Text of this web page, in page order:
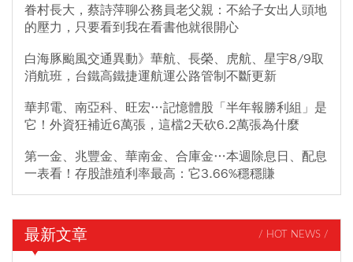
眷村長大，蔡詩萍聊公務員老父親：不給子女出人頭地
的壓力，只要看到我在看書他就很開心
白海豚颱風交通異動》華航、長榮、虎航、星宇8/9取
消航班，台鐵高鐵捷運航運公路管制不斷更新
華邦電、南亞科、旺宏…記憶體股「半年報勝利組」是
它！外資狂補近6萬張，這檔2天砍6.2萬張為什麼
第一金、兆豐金、華南金、合庫金…本週除息日、配息
一表看！存股誰殖利率最高：它3.66%穩穩賺
最新文章 / HOT NEWS /